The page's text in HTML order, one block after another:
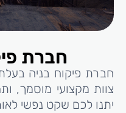
חברת
חברת פיקוח בניה בעלת
צוות מקצועי מוסמך,
יתנו לכם שקט נפשי